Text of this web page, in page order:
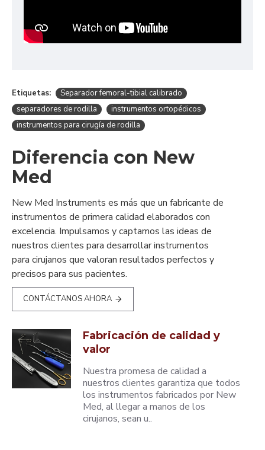
Etiquetas:
Separador femoral-tibial calibrado
separadores de rodilla
instrumentos ortopédicos
instrumentos para cirugía de rodilla
Diferencia con New
Med
New Med Instruments es más que un fabricante de
instrumentos de primera calidad elaborados con
excelencia. Impulsamos y captamos las ideas de
nuestros clientes para desarrollar instrumentos
para cirujanos que valoran resultados perfectos y
precisos para sus pacientes.
CONTÁCTANOS AHORA
Fabricación de calidad y
valor
Nuestra promesa de calidad a
nuestros clientes garantiza que todos
los instrumentos fabricados por New
Med, al llegar a manos de los
cirujanos, sean u..